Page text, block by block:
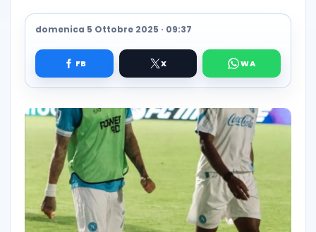
domenica 5 Ottobre 2025 · 09:37